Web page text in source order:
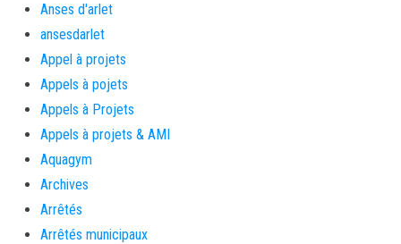
Anses d'arlet
ansesdarlet
Appel à projets
Appels à pojets
Appels à Projets
Appels à projets & AMI
Aquagym
Archives
Arrêtés
Arrêtés municipaux